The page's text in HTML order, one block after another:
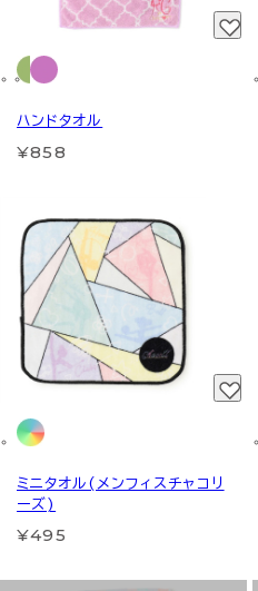
ハンドタオル
¥858
ミニタオル(メンフィスチャコリ
ーズ)
¥495